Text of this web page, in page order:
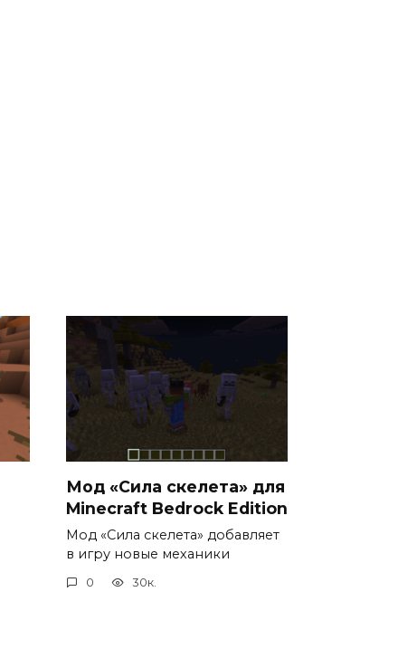
Мод «Сила скелета» для
Minecraft Bedrock Edition
Мод «Сила скелета» добавляет
в игру новые механики
0 30к.